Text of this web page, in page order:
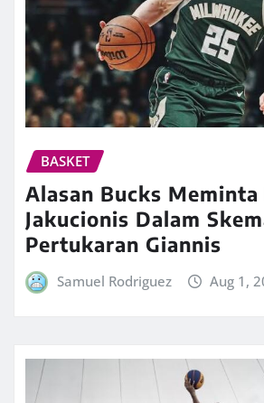
BASKET
Alasan Bucks Meminta
Jakucionis Dalam
Pertukaran Giannis
Samuel Rodriguez Aug 1,